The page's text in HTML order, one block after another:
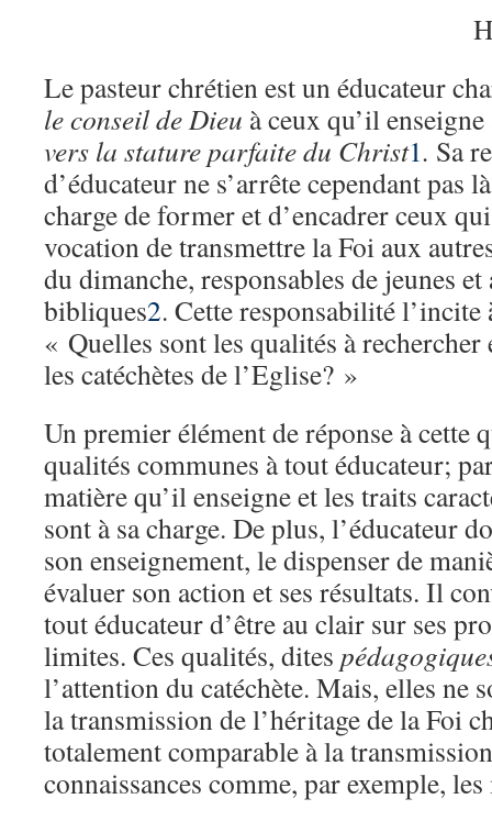
Le pasteur chrétien est un éducateur
le conseil de Dieu à ceux qu’il
vers la stature parfaite du Christ1. Sa
d’éducateur ne s’arrête cependant pas
charge de former et d’encadrer ceux
vocation de transmettre la Foi aux
du dimanche, responsables de jeunes
bibliques2. Cette responsabilité l’incite
« Quelles sont les qualités à
les catéchètes de l’Eglise? »
Un premier élément de réponse à cette
qualités communes à tout éducateur;
matière qu’il enseigne et les traits
sont à sa charge. De plus, l’éducateur
son enseignement, le dispenser de
évaluer son action et ses résultats. Il
tout éducateur d’être au clair sur ses
limites. Ces qualités, dites
l’attention du catéchète. Mais, elles ne
la transmission de l’héritage de la Foi
totalement comparable à la
connaissances comme, par exemple,